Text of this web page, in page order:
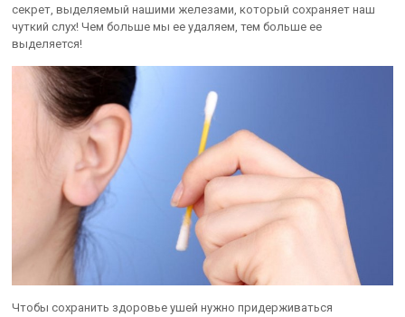
секрет, выделяемый нашими железами, который сохраняет наш
чуткий слух! Чем больше мы ее удаляем, тем больше ее
выделяется!
Чтобы сохранить здоровье ушей нужно придерживаться